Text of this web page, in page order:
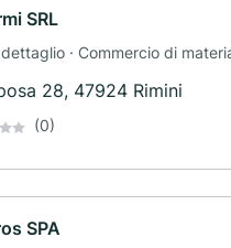
SRL
· Commercio di
28, 47924 Rimini
(0)
SPA